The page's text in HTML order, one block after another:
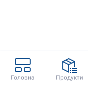
Doctor Eleks
Головна Продукти